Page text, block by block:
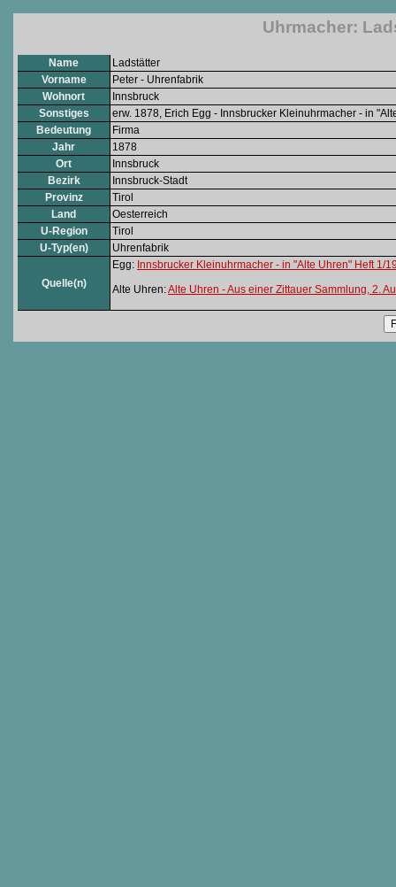
Uhrmacher:
Name
Ladstätter
Vorname
Peter - Uhrenfabrik
Wohnort
Innsbruck
Sonstiges
erw. 1878, Erich Egg - Innsbrucker Kleinuhrmacher - in
Bedeutung
Firma
Jahr
1878
Ort
Innsbruck
Bezirk
Innsbruck-Stadt
Provinz
Tirol
Land
Oesterreich
U-Region
Tirol
U-Typ(en)
Uhrenfabrik
Quelle(n)
Egg: Innsbrucker Kleinuhrmacher - in "Alte Uhren" Heft 1/
Alte Uhren:Alte Uhren - Aus einer Zittauer Sammlung, 2.